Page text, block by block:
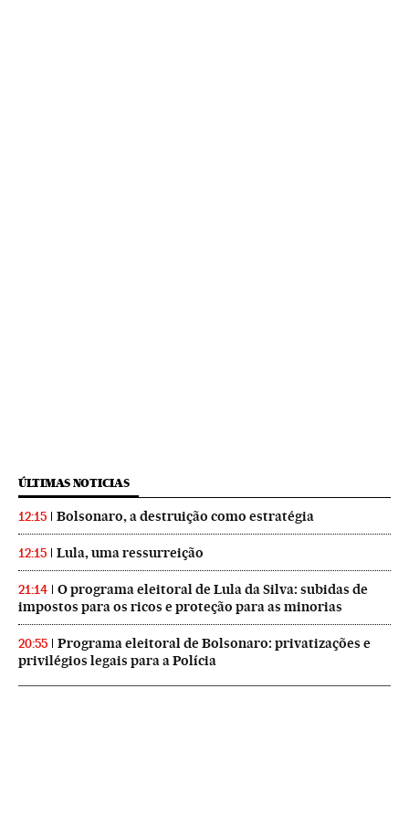
ÚLTIMAS NOTICIAS
12:15 Bolsonaro, a destruição como estratégia
12:15 Lula, uma ressurreição
21:14
O programa eleitoral de Lula da Silva: subidas de
impostos para os ricos e proteção para as minorias
20:55
Programa eleitoral de Bolsonaro: privatizações e
privilégios legais para a Polícia